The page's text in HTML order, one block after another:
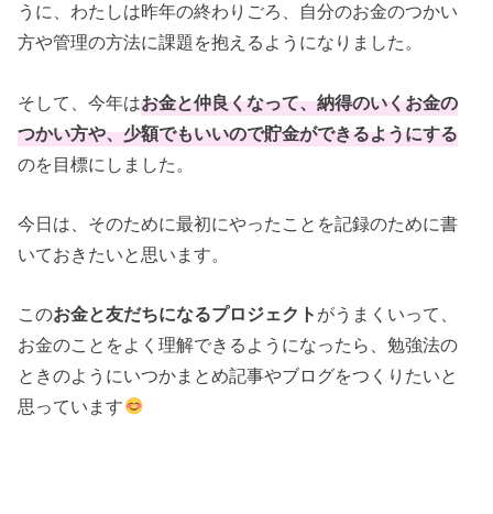
うに、わたしは昨年の終わりごろ、自分のお金のつかい
方や管理の方法に課題を抱えるようになりました。
そして、今年はお金と仲良くなって、納得のいくお金の
つかい方や、少額でもいいので貯金ができるようにする
のを目標にしました。
今日は、そのために最初にやったことを記録のために書
いておきたいと思います。
このお金と友だちになるプロジェクト がうまくいって、
お金のことをよく理解できるようになったら、勉強法の
ときのようにいつかまとめ記事やブログをつくりたいと
思っています